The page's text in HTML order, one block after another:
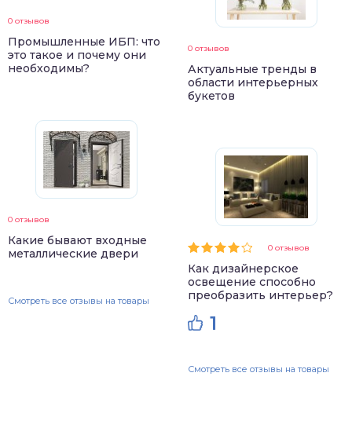
0 отзывов
Промышленные ИБП: что
это такое и почему они
необходимы?
0 отзывов
Какие бывают входные
металлические двери
Смотреть все отзывы на товары
0 отзывов
Актуальные тренды в
области интерьерных
букетов
0 отзывов
Как дизайнерское
освещение способно
преобразить интерьер?
1
Смотреть все отзывы на товары